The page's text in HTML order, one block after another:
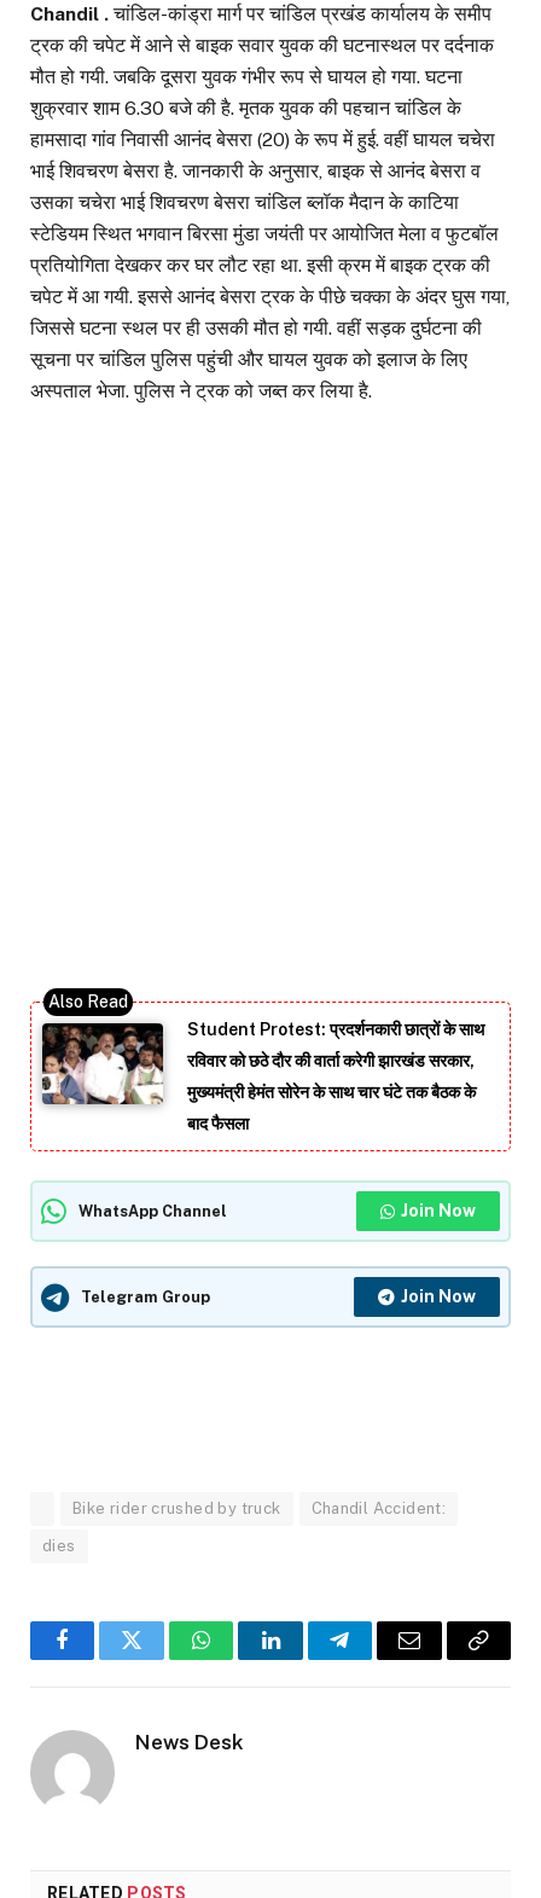
Chandil .चांडिल-कांड्रा मार्ग पर चांडिल प्रखंड कार्यालय के समीप
ट्रक की चपेट में आने से बाइक सवार युवक की घटनास्थल पर दर्दनाक
मौत हो गयी. जबकि दूसरा युवक गंभीर रूप से घायल हो गया. घटना
शुक्रवार शाम 6.30 बजे की है. मृतक युवक की पहचान चांडिल के
हामसादा गांव निवासी आनंद बेसरा (20) के रूप में हुई. वहीं घायल चचेरा
भाई शिवचरण बेसरा है. जानकारी के अनुसार, बाइक से आनंद बेसरा व
उसका चचेरा भाई शिवचरण बेसरा चांडिल ब्लॉक मैदान के काटिया
स्टेडियम स्थित भगवान बिरसा मुंडा जयंती पर आयोजित मेला व फुटबॉल
प्रतियोगिता देखकर कर घर लौट रहा था. इसी क्रम में बाइक ट्रक की
चपेट में आ गयी. इससे आनंद बेसरा ट्रक के पीछे चक्का के अंदर घुस गया,
जिससे घटना स्थल पर ही उसकी मौत हो गयी. वहीं सड़क दुर्घटना की
सूचना पर चांडिल पुलिस पहुंची और घायल युवक को इलाज के लिए
अस्पताल भेजा. पुलिस ने ट्रक को जब्त कर लिया है.
Student Protest: प्रदर्शनकारी छात्रों के साथ
रविवार को छठे दौर की वार्ता करेगी झारखंड सरकार,
मुख्यमंत्री हेमंत सोरेन के साथ चार घंटे तक बैठक के
बाद फैसला
WhatsApp Channel Join Now
Telegram Group Join Now
Bike rider crushed by truck Chandil Accident:
dies
FacebookTwitter WhatsAppLinkedInTelegramEmail
Copy
News Desk
RELATED POSTS